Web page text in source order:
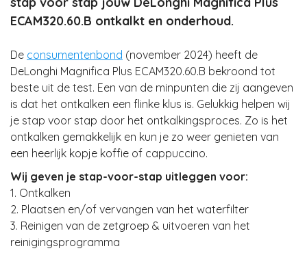
ECAM320.60.B ontkalkt en onderhoud.
De consumentenbond (november 2024) heeft de
DeLonghi Magnifica Plus ECAM320.60.B bekroond tot
beste uit de test. Een van de minpunten die zij aangeven
is dat het ontkalken een flinke klus is. Gelukkig helpen wij
je stap voor stap door het ontkalkingsproces. Zo is het
ontkalken gemakkelijk en kun je zo weer genieten van
een heerlijk kopje koffie of cappuccino.
Wij geven je stap-voor-stap uitleggen voor:
1. Ontkalken
2. Plaatsen en/of vervangen van het waterfilter
3. Reinigen van de zetgroep & uitvoeren van het
reinigingsprogramma